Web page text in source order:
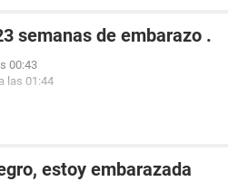
semanas de embarazo .
00:43
las 01:44
estoy embarazada